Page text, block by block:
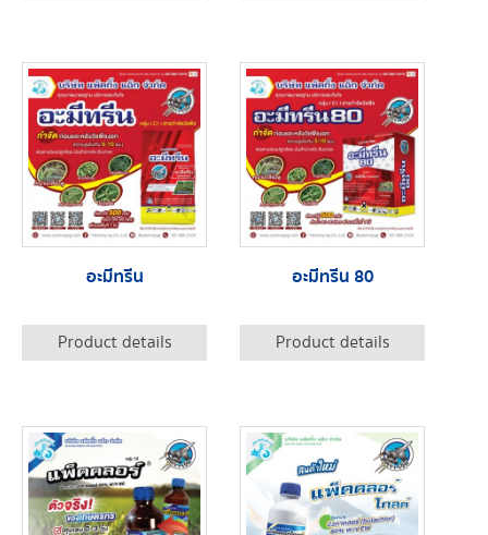
อะมีทรีน
Product details
อะมีทรีน 80
Product details